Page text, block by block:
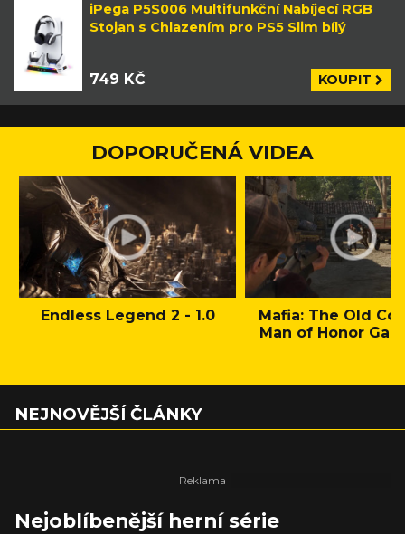
iPega P5S006 Multifunkční Nabíjecí RGB
Stojan s Chlazením pro PS5 Slim bílý
749 KČ KOUPIT
DOPORUČENÁ VIDEA
Endless Legend 2 - 1.0
Mafia: The Old
Man of Honor
NEJNOVĚJŠÍ ČLÁNKY
Nejoblíbenější herní série